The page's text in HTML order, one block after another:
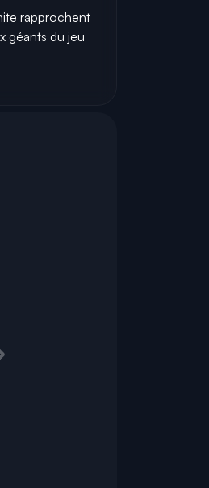
rapprochent
géants du jeu